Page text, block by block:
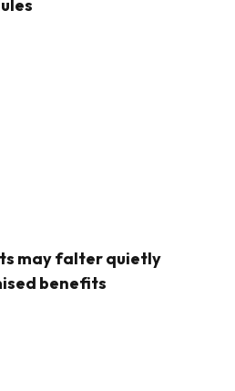
may falter quietly
benefits